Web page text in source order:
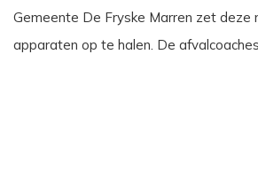
Gemeente De Fryske Marren zet deze
apparaten op te halen. De